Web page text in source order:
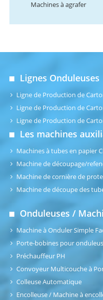
Machines à agrafer
Lignes Onduleuses
Ligne de Production de
Ligne de Production de
Ligne de Production de
Les machines
Machines à tubes en papier
Machine de découpage/
Machine de cornière de
Machine de découpe des
Onduleuses /
Machine à Onduler Simple
Porte-bobines pour
Préchauffeur PH
Convoyeur Multicouche à
Colleuse Automatique
Encolleuse / Machine à